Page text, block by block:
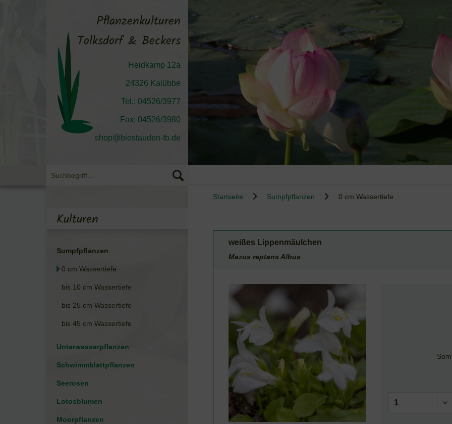
Pflanzenkulturen
Tolksdorf & Beckers
Heidkamp 12a
24326 Kalübbe
Tel.: 04526/3977
Fax: 04526/3980
shop@biostauden-tb.de
Startseite Sumpfpflanzen 0 cm Wassertiefe
Kulturen
Sumpfpflanzen
0 cm Wassertiefe
bis 10 cm Wassertiefe
bis 25 cm Wassertiefe
bis 45 cm Wassertiefe
Unterwasserpflanzen
Schwimmblattpflanzen
Seerosen
Lotosblumen
Moorpflanzen
weißes Lippenmäulchen
Mazus reptans Albus